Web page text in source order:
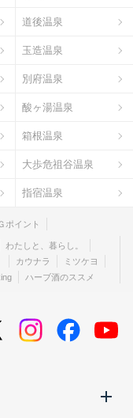
道後温泉
玉造温泉
別府温泉
酸ヶ湯温泉
箱根温泉
大歩危祖谷温泉
指宿温泉
ポイント
わたしと、暮らし。
カウナラ
ミツケヨ
ハーブ酒のススメ